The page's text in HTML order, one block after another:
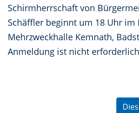
Schirmherrschaft von
Schäffler beginnt um 18 Uhr im
Mehrzweckhalle Kemnath,
Anmeldung ist nicht